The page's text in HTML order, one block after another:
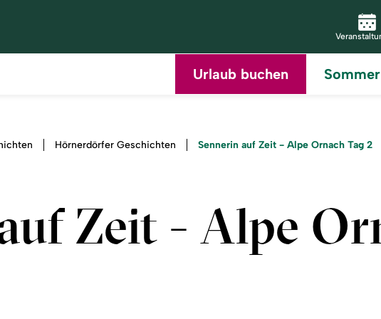
Urlaub buchen Sommer
Hörnerdörfer Geschichten Sennerin auf Zeit - Alpe Ornach Tag 2
Zeit - Alpe